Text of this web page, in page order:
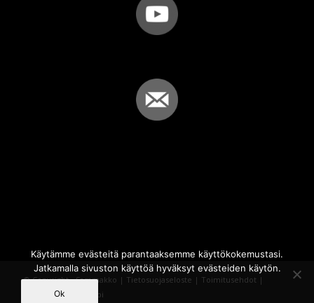
© Copyright - Sammakko | Tietosuojaseloste | Toimitusehdot |
Powered by
iQWebbi
Käytämme evästeitä parantaaksemme käyttökokemustasi.
Jatkamalla sivuston käyttöä hyväksyt evästeiden käytön.
Ok